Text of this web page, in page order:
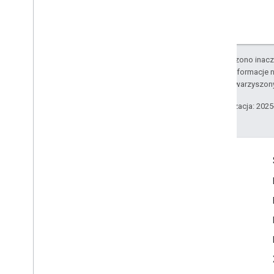
O ile nie stwierdzono
Szczegółowe informacje
podmiotów
Ostatnia aktualizacja: